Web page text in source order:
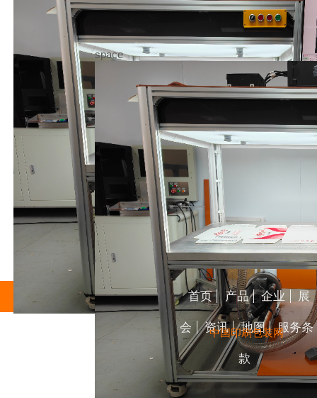
space
首页 产品 企业 展
会 资讯 地图 服务条
款
中国印刷包装网